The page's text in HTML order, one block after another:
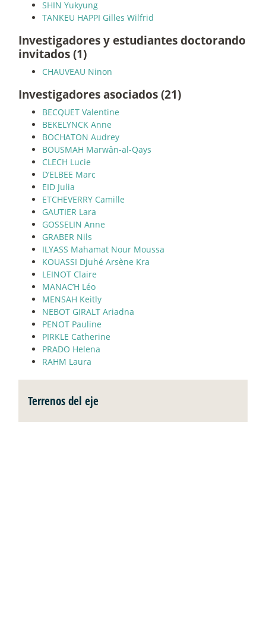
SHIN Yukyung
TANKEU HAPPI Gilles Wilfrid
Investigadores y estudiantes doctorando
invitados (1)
CHAUVEAU Ninon
Investigadores asociados (21)
BECQUET Valentine
BEKELYNCK Anne
BOCHATON Audrey
BOUSMAH Marwân-al-Qays
CLECH Lucie
D’ELBEE Marc
EID Julia
ETCHEVERRY Camille
GAUTIER Lara
GOSSELIN Anne
GRABER Nils
ILYASS Mahamat Nour Moussa
KOUASSI Djuhé Arsène Kra
LEINOT Claire
MANAC’H Léo
MENSAH Keitly
NEBOT GIRALT Ariadna
PENOT Pauline
PIRKLE Catherine
PRADO Helena
RAHM Laura
Terrenos del eje